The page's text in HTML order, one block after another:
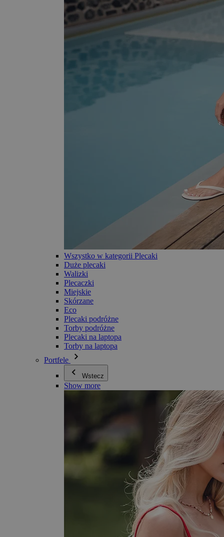
Wszystko w kategorii Plecaki
Duże plecaki
Walizki
Plecaczki
Miejskie
Skórzane
Eco
Plecaki podróżne
Torby podróżne
Plecaki na laptopa
Torby na laptopa
Portfele
Wstecz
Show more